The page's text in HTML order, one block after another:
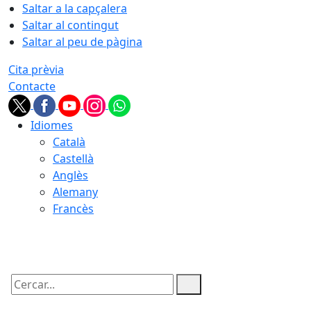
Saltar a la capçalera
Saltar al contingut
Saltar al peu de pàgina
Cita prèvia
Contacte
Idiomes
Català
Castellà
Anglès
Alemany
Francès
Cercar: